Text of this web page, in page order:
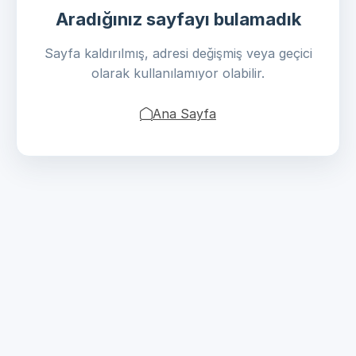
Aradığınız sayfayı bulamadık
Sayfa kaldırılmış, adresi değişmiş veya geçici
olarak kullanılamıyor olabilir.
Ana Sayfa